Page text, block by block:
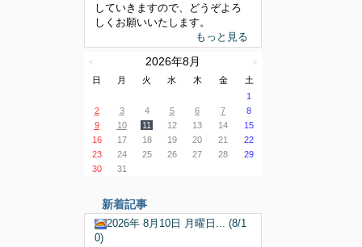
していきますので、どうぞよろ
しくお願いいたします。
もっと見る
＜ 2026年8月
＞
日
月 火 水 木 金
土
1
2
3 4 5 6 7
8
9
10 11 12 13 14
15
16
17 18 19 20 21
22
23
24 25 26 27 28
29
30
31
新着記事
2026年 8月10日 月曜日... (8/1
0)